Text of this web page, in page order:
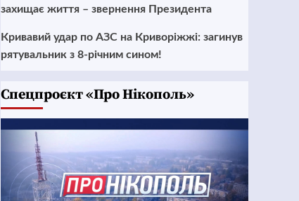
захищає життя – звернення Президента
Кривавий удар по АЗС на Криворіжжі: загинув
рятувальник з 8-річним сином!
Cпецпроєкт «Про Нікополь»